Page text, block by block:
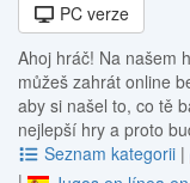
PC verze
Ahoj hráč! Na našem
můžeš zahrát online
aby si našel to, co tě
nejlepší hry a proto
Seznam kategorii |